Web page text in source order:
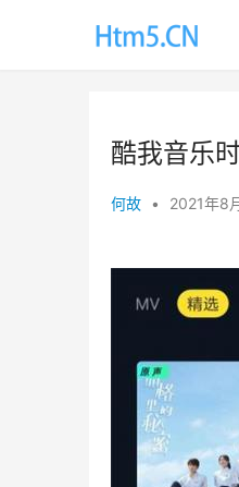
酷我音乐
何故 • 2021年8